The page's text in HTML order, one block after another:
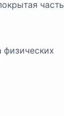
часть
физических